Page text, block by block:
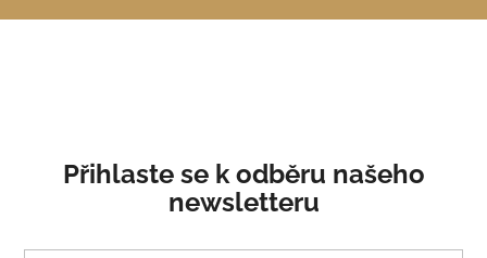
Přihlaste se k odběru našeho
newsletteru